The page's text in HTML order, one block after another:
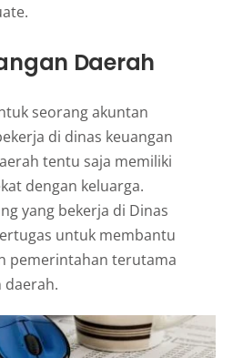
Daerah
seorang akuntan
di dinas keuangan
tentu saja memiliki
dengan keluarga.
yang bekerja di Dinas
untuk membantu
pemerintahan terutama
daerah.